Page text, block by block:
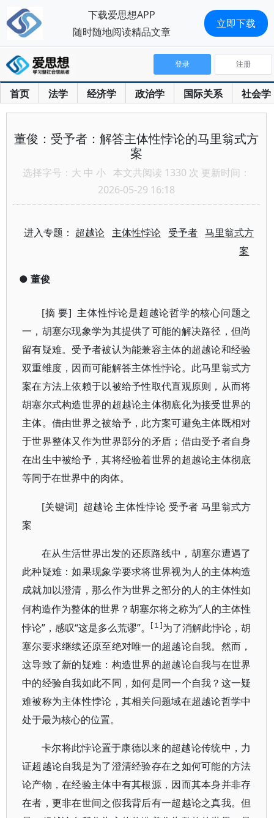
首页 法学 经济学 政治学 国际关系 社会学
登录 注册
董俊：受予者：解答主体性悖论的马里翁式方
案
选择字号： 大 中 小 本文共阅读 1330 次 更新时间：
2026-05-29 16:18
进入专题： 超越论 主体性悖论 受予者 马里翁式方
案
● 董俊
[摘 要]
主体性悖论是超越论哲学的核心问题之
一，胡塞尔现象学为其提供了可能的解决路径，但尚
留有疑难。受予者被认为能兼容主体的超越论和经验
双重维度，因而可能解答主体性悖论。此马里翁式方
案在方法上依赖于以被给予性取代直观原则，从而将
胡塞尔式构造世界的超越论主体彻底化为接受世界的
主体。借由世界之被给予，此方案可避免主体既相对
于世界整体又作为世界部分的矛盾；借由受予者自身
在出生中被给予，其将经验着世界的超越论主体彻底
等同于在世界中的肉体。
[关键词] 超越论 主体性悖论 受予者 马里翁式方
案
在从生活世界出发的还原路线中，胡塞尔遭遇了
此种疑难：如果现象学要求将世界视为人的主体构造
成就加以澄清，那么作为世界之部分的人的主体性如
何构造作为整体的世界？胡塞尔将之称为“人的主体性
悖论”，感叹“这是多么荒谬”。 [１]为了消解此悖论，胡
塞尔要求继续还原至绝对唯一的超越论自我。 然而，
这导致了新的疑难：构造世界的超越论自我与在世界
中的经验自我如此不同，如何是同一个自我？这一疑
难被称为主体性悖论，其相关问题域在超越论哲学中
处于最为核心的位置。
卡尔将此悖论置于康德以来的超越论传统中，力
证超越论自我是为了澄清经验存在之如何可能的方法
论产物，在经验主体中有其根源，因而其本身并非存
在者，更非在世间之假我背后有一超越论之真我。但
下载爱思想APP
随时随地阅读精品文章
立即下载